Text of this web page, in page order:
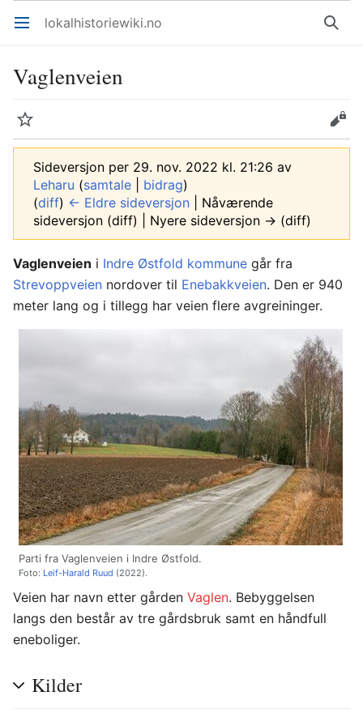
Åpne hovedmenyen lokalhistoriewiki.no Søk
Vaglenveien
Overvåk Rediger
Sideversjon per 29. nov. 2022 kl. 21:26 av
Leharu (samtale bidrag)
(diff) ← Eldre sideversjon | Nåværende
sideversjon (diff) | Nyere sideversjon → (diff)
Vaglenveien i Indre Østfold kommune går fra
Strevoppveien nordover til Enebakkveien. Den er 940
meter lang og i tillegg har veien flere avgreininger.
Parti fra Vaglenveien i Indre Østfold.
Foto: Leif-Harald Ruud (2022).
Veien har navn etter gården Vaglen. Bebyggelsen
langs den består av tre gårdsbruk samt en håndfull
eneboliger.
Kilder